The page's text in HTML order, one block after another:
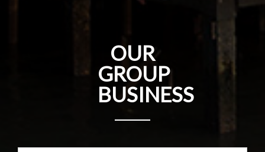
OUR
GROUP
BUSINESS